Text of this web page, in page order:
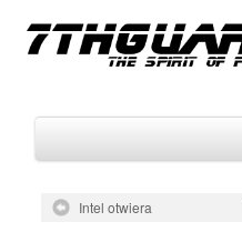
Intel otwiera